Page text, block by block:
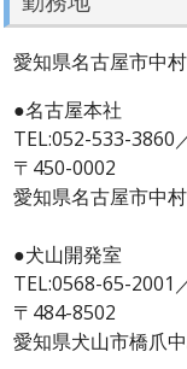
愛知県名古屋市中
●名古屋本社
TEL:052-533-3860
〒450-0002
愛知県名古屋市中
●犬山開発室
TEL:0568-65-2001
〒484-8502
愛知県犬山市橋爪